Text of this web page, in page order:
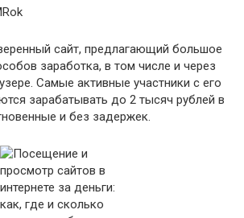
сайт, предлагающий большое
заработка, в том числе и через
Самые активные участники с его
зарабатывать до 2 тысяч рублей в
и без задержек.